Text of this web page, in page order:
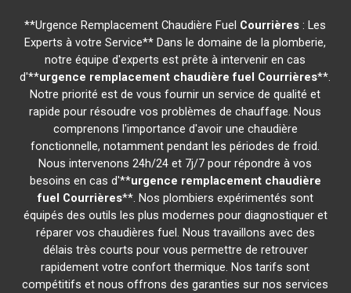
**Urgence Remplacement Chaudière Fuel Courrières : Les
Experts à votre Service** Dans le domaine de la plomberie,
notre équipe d'experts est prête à intervenir en cas
d'**urgence remplacement chaudière fuel Courrières**.
Notre priorité est de vous fournir un service de qualité et
rapide pour résoudre vos problèmes de chauffage. Nous
comprenons l'importance d'avoir une chaudière
fonctionnelle, notamment pendant les périodes de froid.
Nous intervenons 24h/24 et 7j/7 pour répondre à vos
besoins en cas d'**urgence remplacement chaudière
fuel Courrières**. Nos plombiers expérimentés sont
équipés des outils les plus modernes pour diagnostiquer et
réparer vos chaudières fuel. Nous travaillons avec des
délais très courts pour vous permettre de retrouver
rapidement votre confort thermique. Nos tarifs sont
compétitifs et nous offrons des garanties sur nos services